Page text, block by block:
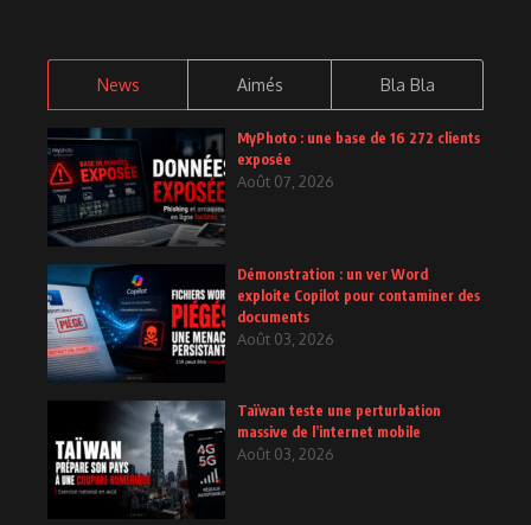
News Aimés Bla Bla
MyPhoto : une base de 16 272 clients
exposée
Août 07, 2026
Démonstration : un ver Word
exploite Copilot pour contaminer des
documents
Août 03, 2026
Taïwan teste une perturbation
massive de l’internet mobile
Août 03, 2026